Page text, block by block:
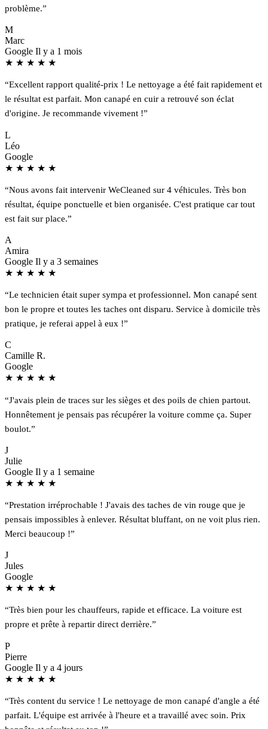
problème.”
M
Marc
Google Il y a 1 mois
★ ★ ★ ★ ★
“Excellent rapport qualité-prix ! Le nettoyage a été fait rapidement et
le résultat est parfait. Mon canapé en cuir a retrouvé son éclat
d'origine. Je recommande vivement !”
L
Léo
Google
★ ★ ★ ★ ★
“Nous avons fait intervenir WeCleaned sur 4 véhicules. Très bon
résultat, équipe ponctuelle et bien organisée. C'est pratique car tout
est fait sur place.”
A
Amira
Google Il y a 3 semaines
★ ★ ★ ★ ★
“Le technicien était super sympa et professionnel. Mon canapé sent
bon le propre et toutes les taches ont disparu. Service à domicile très
pratique, je referai appel à eux !”
C
Camille R.
Google
★ ★ ★ ★ ★
“J'avais plein de traces sur les sièges et des poils de chien partout.
Honnêtement je pensais pas récupérer la voiture comme ça. Super
boulot.”
J
Julie
Google Il y a 1 semaine
★ ★ ★ ★ ★
“Prestation irréprochable ! J'avais des taches de vin rouge que je
pensais impossibles à enlever. Résultat bluffant, on ne voit plus rien.
Merci beaucoup !”
J
Jules
Google
★ ★ ★ ★ ★
“Très bien pour les chauffeurs, rapide et efficace. La voiture est
propre et prête à repartir direct derrière.”
P
Pierre
Google Il y a 4 jours
★ ★ ★ ★ ★
“Très content du service ! Le nettoyage de mon canapé d'angle a été
parfait. L'équipe est arrivée à l'heure et a travaillé avec soin. Prix